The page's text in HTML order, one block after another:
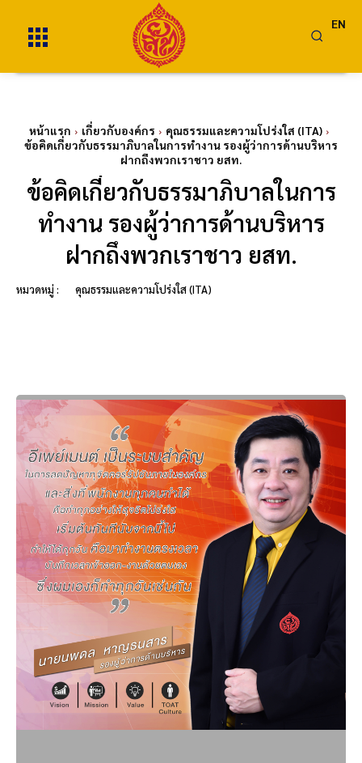
EN
หน้าแรก เกี่ยวกับองค์กร
คุณธรรมและความโปร่งใส (ITA)
ข้อคิดเกี่ยวกับธรรมาภิบาลในการทำงาน รองผู้ว่าการด้านบริหาร
ฝากถึงพวกเราชาว ยสท.
ข้อคิดเกี่ยวกับธรรมาภิบาลในการ
ทำงาน รองผู้ว่าการด้านบริหาร
ฝากถึงพวกเราชาว ยสท.
หมวดหมู่ : คุณธรรมและความโปร่งใส (ITA)